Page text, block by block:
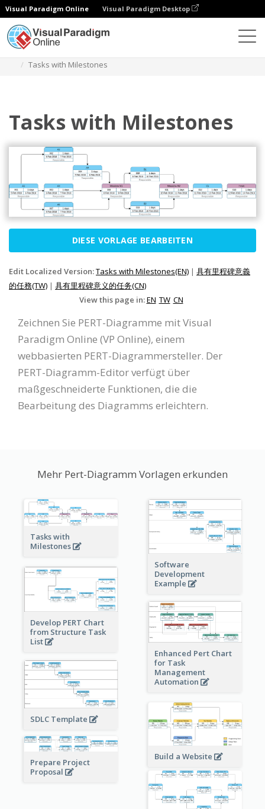
Visual Paradigm Online Visual Paradigm Desktop
Tasks with Milestones
Tasks with Milestones
DIESE VORLAGE BEARBEITEN
Edit Localized Version:Tasks with Milestones(EN) | 具有里程碑意義
的任務(TW) | 具有里程碑意义的任务(CN)
View this page in:EN TW CN
Zeichnen Sie PERT-Diagramme mit Visual
Paradigm Online (VP Online), einem
webbasierten PERT-Diagrammersteller. Der
PERT-Diagramm-Editor verfügt über
maßgeschneiderte Funktionen, die die
Bearbeitung des Diagramms erleichtern.
Mehr Pert-Diagramm Vorlagen erkunden
Tasks with
Milestones
Software
Development
Example
Develop PERT Chart
from Structure Task
List
Enhanced Pert Chart
for Task
Management
Automation
SDLC Template
Build a Website
Prepare Project
Proposal